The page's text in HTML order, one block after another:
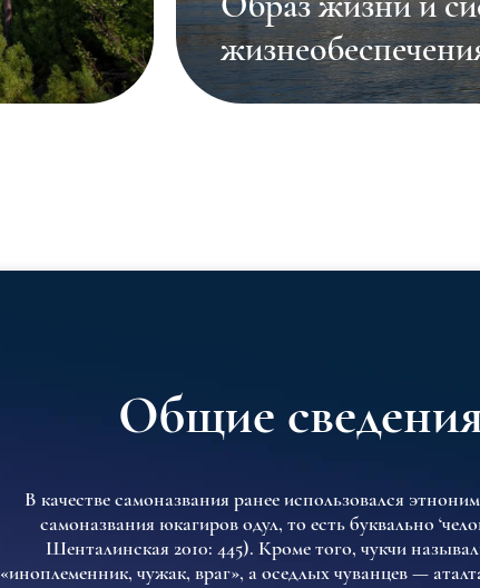
Общие
В качестве самоназвания ранее использовался
самоназвания юкагиров одул, то есть буквально
Шенталинская 2010: 445). Кроме того, чукчи
«иноплеменник, чужак, враг», а оседлых чуванцев —